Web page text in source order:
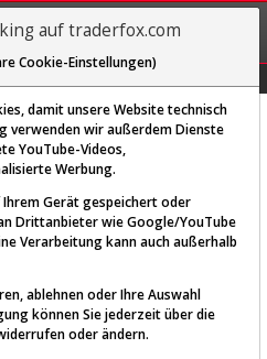
REGIS-
TRIEREN
ist nur für
auf traderfox.com
Cookie-Einstellungen)
damit unsere Website technisch
verwenden wir außerdem Dienste
YouTube-Videos,
Werbung.
Gerät gespeichert oder
Drittanbieter wie Google/YouTube
Verarbeitung kann auch außerhalb
ablehnen oder Ihre Auswahl
können Sie jederzeit über die
oder ändern.